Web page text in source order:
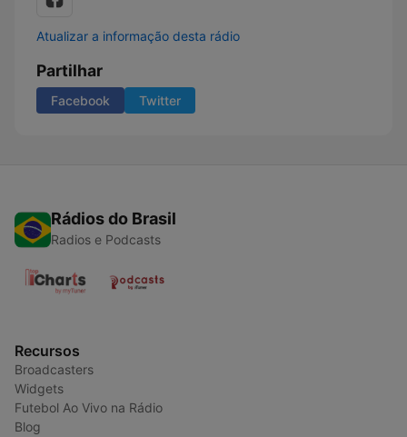
Atualizar a informação desta rádio
Partilhar
Facebook Twitter
Rádios do Brasil
Radios e Podcasts
Recursos
Broadcasters
Widgets
Futebol Ao Vivo na Rádio
Blog